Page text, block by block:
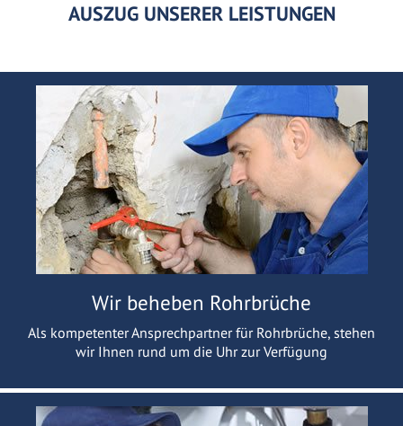
AUSZUG UNSERER LEISTUNGEN
Wir beheben Rohrbrüche
Als kompetenter Ansprechpartner für Rohrbrüche, stehen
wir Ihnen rund um die Uhr zur Verfügung